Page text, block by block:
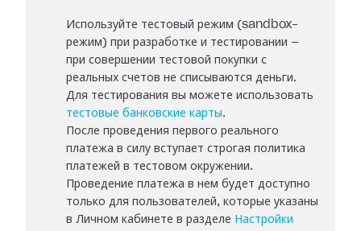
Используйте тестовый режим (sandbox-
режим) при разработке и тестировании —
при совершении тестовой покупки с
реальных счетов не списываются деньги.
Для тестирования вы можете использовать
тестовые банковские карты.
После проведения первого реального
платежа в силу вступает строгая политика
платежей в тестовом окружении.
Проведение платежа в нем будет доступно
только для пользователей, которые указаны
в Личном кабинете в разделе Настройки